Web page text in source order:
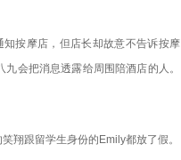
按摩店，但店长却故意不告诉按摩
会把消息透露给周围陪酒店的人。
翔跟留学生身份的Emily都放了假。